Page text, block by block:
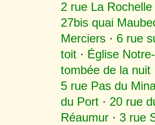
2 rue La Rochelle
27bis quai
Merciers· 6 rue
toit· Église
tombée de la nuit
5 rue Pas du
du Port· 20 rue
Réaumur· 3 rue